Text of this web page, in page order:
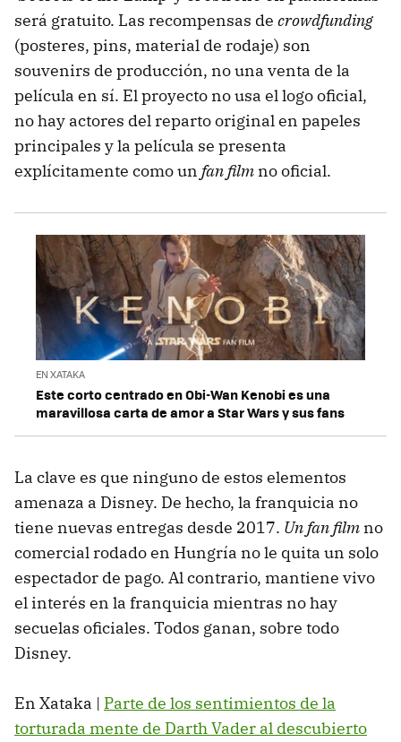
será gratuito. Las recompensas de crowdfunding
(posteres, pins, material de rodaje) son
souvenirs de producción, no una venta de la
película en sí. El proyecto no usa el logo oficial,
no hay actores del reparto original en papeles
principales y la película se presenta
explícitamente como un fan film no oficial.
EN XATAKA
Este corto centrado en Obi-Wan Kenobi es una
maravillosa carta de amor a Star Wars y sus fans
La clave es que ninguno de estos elementos
amenaza a Disney. De hecho, la franquicia no
tiene nuevas entregas desde 2017. Un fan film no
comercial rodado en Hungría no le quita un solo
espectador de pago. Al contrario, mantiene vivo
el interés en la franquicia mientras no hay
secuelas oficiales. Todos ganan, sobre todo
Disney.
En Xataka | Parte de los sentimientos de la
torturada mente de Darth Vader al descubierto